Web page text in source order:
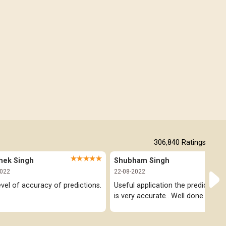
306,840 Ratings
Singh ★★★★★
of accuracy of predictions.
Shubham Singh
22-08-2022
Useful application the prediction
is very accurate.. Well done